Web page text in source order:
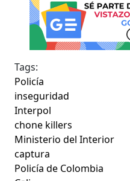
Tags:
Policía
inseguridad
Interpol
chone killers
Ministerio del Interior
captura
Policía de Colombia